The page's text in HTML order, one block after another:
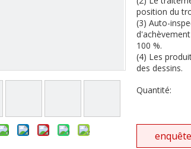
Série de camions européens et japonais
Pièces de rechange de machines
position du
(3) Auto-
100 %.
(4) Les
des dessins.
Quantité:
enquête